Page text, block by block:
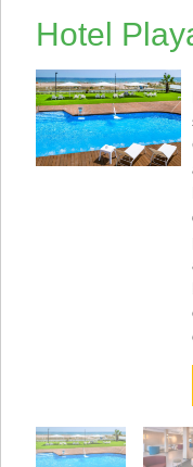
Hotel